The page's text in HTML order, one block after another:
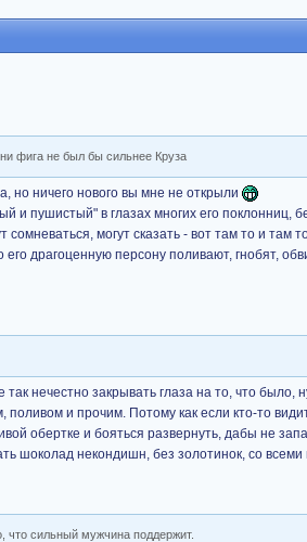
фига не был бы сильнее Круза
но ничего нового вы мне не открыли
и пушистый" в глазах многих его поклонниц,
сомневаться, могут сказать - вот там то и
его драгоценную персону поливают, гнобят,
нечестно закрывать глаза на то, что было,
и прочим. Потому как если кто-то
обертке и бояться развернуть, дабы не
шоколад некондишн, без золотинок, со
что сильный мужчина поддержит.